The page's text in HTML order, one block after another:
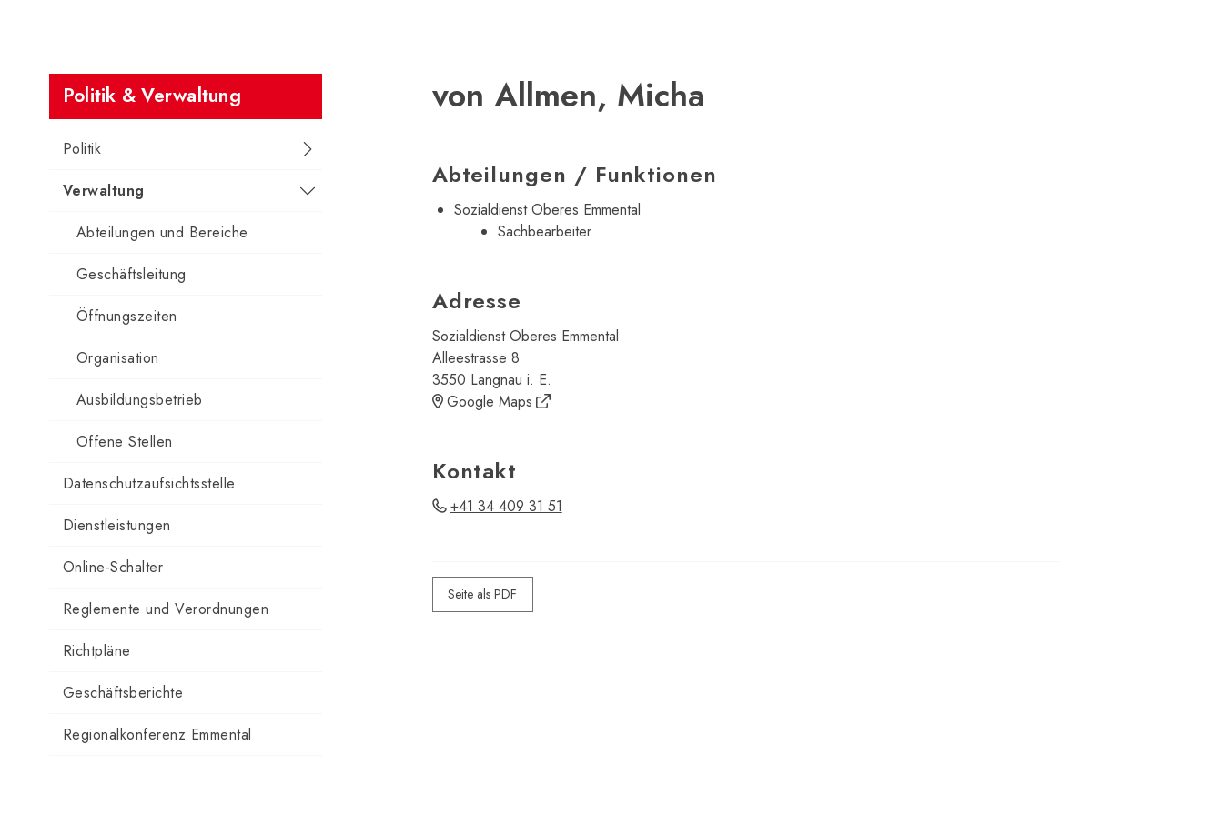
Subnavigation
Politik & Verwaltung
Politik
Verwaltung
Abteilungen und Bereiche
Geschäftsleitung
Öffnungszeiten
Organisation
Ausbildungsbetrieb
Offene Stellen
Datenschutzaufsichtsstelle
Dienstleistungen
Online-Schalter
Reglemente und Verordnungen
Richtpläne
Geschäftsberichte
Regionalkonferenz Emmental
von Allmen, Micha
Abteilungen / Funktionen
Sozialdienst Oberes Emmental
Sachbearbeiter
Adresse
Sozialdienst Oberes Emmental
Alleestrasse 8
3550 Langnau i. E.
Google Maps
Kontakt
+41 34 409 31 51
Seite als PDF